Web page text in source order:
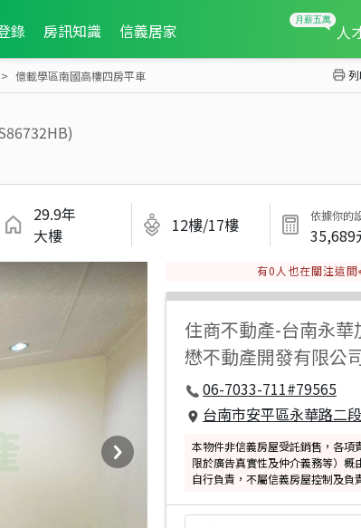
錄 房訊知識 信義居家 人
億載學區南國高樓四房平車
29.9年
大樓
12樓/17樓 依據你的
35,689
有0 人也在關注這間
住商不動產-台南永華
懋不動產開發有限公
06-7033-711#79565
台南市安平區永華路二
本物件非信義房屋受託銷售，各項
限於廣告真實性及仲介義務等）概
自行負責，不屬信義房屋控制及負